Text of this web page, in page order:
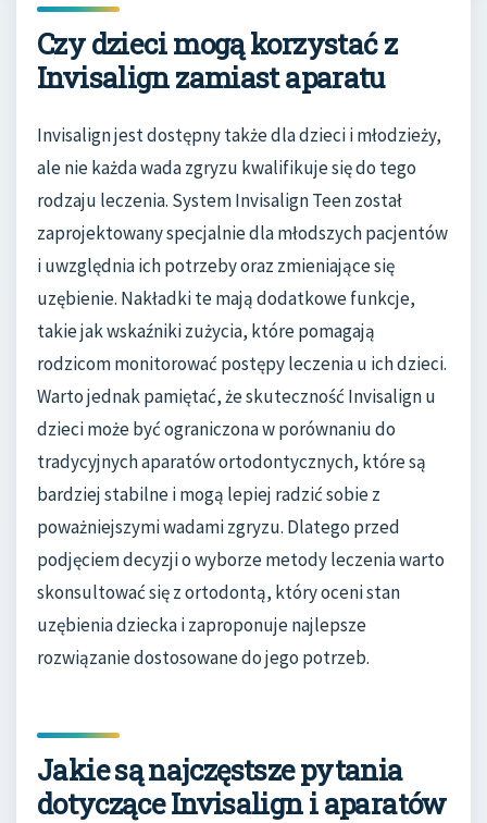
Czy dzieci mogą korzystać z
Invisalign zamiast aparatu
Invisalign jest dostępny także dla dzieci i młodzieży,
ale nie każda wada zgryzu kwalifikuje się do tego
rodzaju leczenia. System Invisalign Teen został
zaprojektowany specjalnie dla młodszych pacjentów
i uwzględnia ich potrzeby oraz zmieniające się
uzębienie. Nakładki te mają dodatkowe funkcje,
takie jak wskaźniki zużycia, które pomagają
rodzicom monitorować postępy leczenia u ich dzieci.
Warto jednak pamiętać, że skuteczność Invisalign u
dzieci może być ograniczona w porównaniu do
tradycyjnych aparatów ortodontycznych, które są
bardziej stabilne i mogą lepiej radzić sobie z
poważniejszymi wadami zgryzu. Dlatego przed
podjęciem decyzji o wyborze metody leczenia warto
skonsultować się z ortodontą, który oceni stan
uzębienia dziecka i zaproponuje najlepsze
rozwiązanie dostosowane do jego potrzeb.
Jakie są najczęstsze pytania
dotyczące Invisalign i aparatów